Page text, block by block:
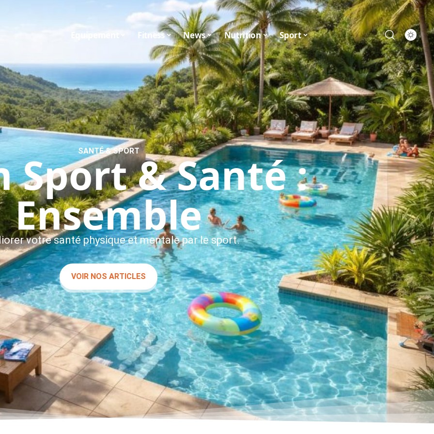
Equipement Fitness News Nutrition Sport
SANTÉ & SPORT
Sport & Santé :
Ensemble
votre santé physique et mentale par le sport.
VOIR NOS ARTICLES